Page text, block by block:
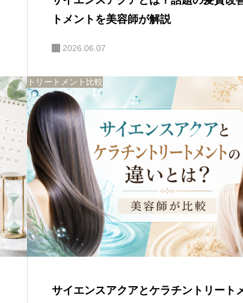
トメントを美容師が解説
2026.06.07
トリートメント比較
サイエンスアクアとケラチントリート